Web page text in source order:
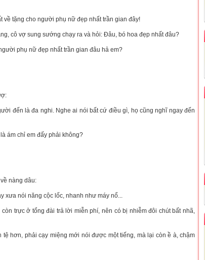
về tặng cho người phụ nữ đẹp nhất trần gian đây!
cô vợ sung sướng chạy ra và hỏi: Đâu, bó hoa đẹp nhất đâu?
phụ nữ đẹp nhất trần gian đâu hả em?
đến là đa nghi. Nghe ai nói bất cứ điều gì, họ cũng nghĩ ngay đến
ám chỉ em đấy phải không?
nàng dâu:
xưa nói năng cộc lốc, nhanh như máy nổ...
còn trực ở tổng đài trả lời miễn phí, nên có bị nhiễm đôi chút bất nhã,
hơn, phải cạy miệng mới nói được một tiếng, mà lại còn ề à, chậm